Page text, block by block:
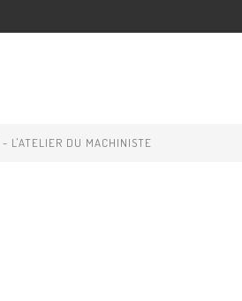
- L'ATELIER DU MACHINISTE